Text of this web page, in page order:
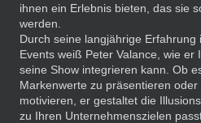
ihnen ein Erlebnis bieten, das sie
werden.
Durch seine langjährige Erfahrung
Events weiß Peter Valance, wie er
seine Show integrieren kann. Ob
Markenwerte zu präsentieren
motivieren, er gestaltet die
zu Ihren Unternehmenszielen